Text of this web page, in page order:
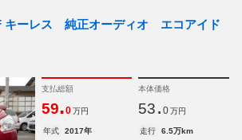
キーレス 純正オーディオ エコアイド
支払総額
59.0 万円
本体価格
53. 0 万円
年式 2017年 走行
6.5万km